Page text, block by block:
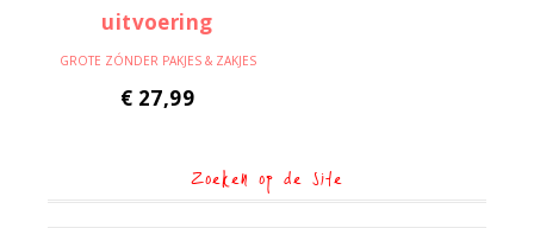
GROTE ZÓNDER PAKJES & ZAKJES
€ 27,99
Zoeken op de site